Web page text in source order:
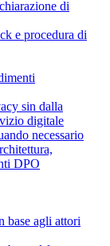
di
e procedura di
sin dalla
digitale
necessario
DPO
base agli attori